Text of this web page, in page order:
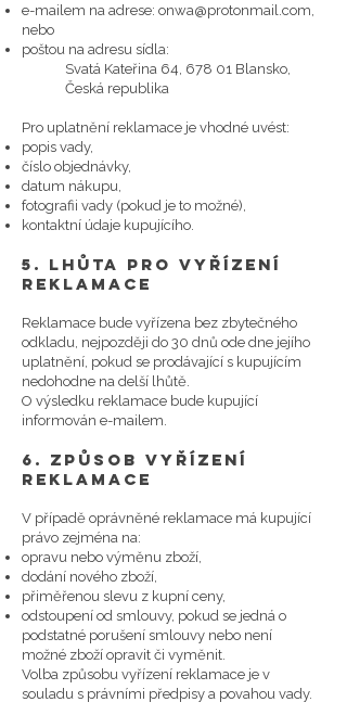
e-mailem na adrese: onwa@protonmail.com
nebo
poštou na adresu sídla:
Svatá Kateřina 64, 678 01 Blansko,
Česká republika
Pro uplatnění reklamace je vhodné uvést:
popis vady,
číslo objednávky,
datum nákupu,
fotografii vady (pokud je to možné),
kontaktní údaje kupujícího.
5. Lhůta pro vyřízení
reklamace
Reklamace bude vyřízena bez zbytečného
odkladu, nejpozději do 30 dnů ode dne jejího
uplatnění, pokud se prodávající s kupujícím
nedohodne na delší lhůtě.
O výsledku reklamace bude kupující
informován e-mailem.
6. Způsob vyřízení
reklamace
V případě oprávněné reklamace má kupující
právo zejména na:
opravu nebo výměnu zboží,
dodání nového zboží,
přiměřenou slevu z kupní ceny,
odstoupení od smlouvy, pokud se jedná o
podstatné porušení smlouvy nebo není
možné zboží opravit či vyměnit.
Volba způsobu vyřízení reklamace je v
souladu s právními předpisy a povahou vady.